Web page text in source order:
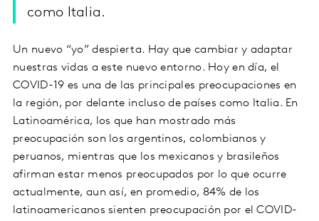
como Italia.
Un nuevo “yo” despierta. Hay que cambiar y adaptar
nuestras vidas a este nuevo entorno. Hoy en día, el
COVID-19 es una de las principales preocupaciones en
la región, por delante incluso de países como Italia. En
Latinoamérica, los que han mostrado más
preocupación son los argentinos, colombianos y
peruanos, mientras que los mexicanos y brasileños
afirman estar menos preocupados por lo que ocurre
actualmente, aun así, en promedio, 84% de los
latinoamericanos sienten preocupación por el COVID-